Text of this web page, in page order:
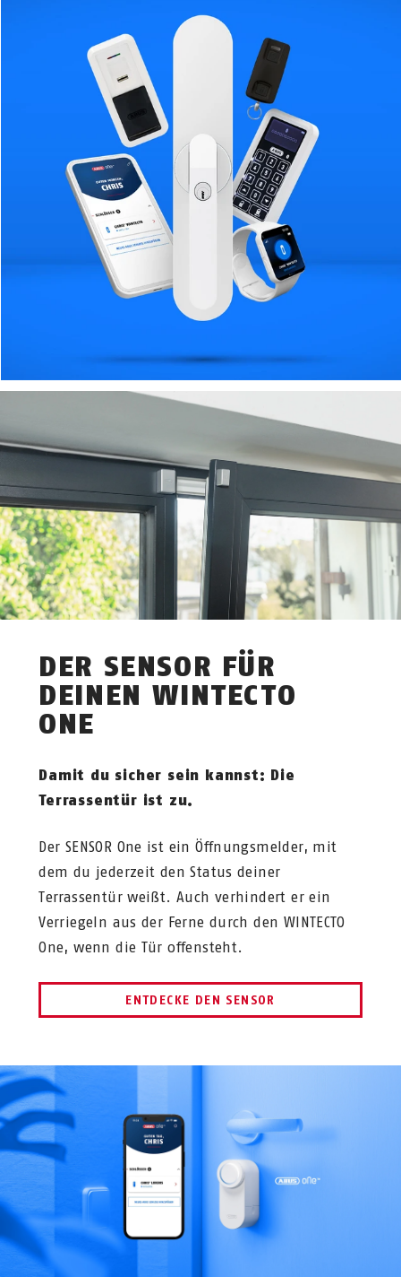
DER SENSOR FÜR
DEINEN WINTECTO
ONE
Damit du sicher sein kannst: Die
Terrassentür ist zu.
Der SENSOR One ist ein Öffnungsmelder, mit
dem du jederzeit den Status deiner
Terrassentür weißt. Auch verhindert er ein
Verriegeln aus der Ferne durch den WINTECTO
One, wenn die Tür offensteht.
ENTDECKE DEN SENSOR